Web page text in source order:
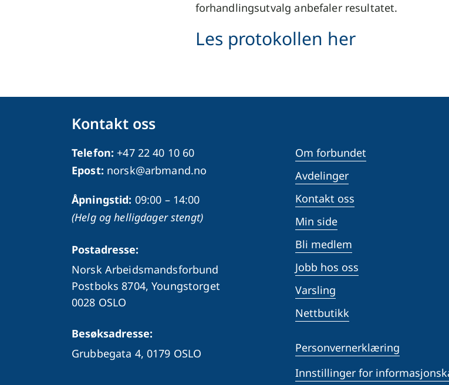
forhandlingsutvalg anbefaler resultatet.
Les protokollen her
Kontakt oss
Telefon: +47 22 40 10 60
Epost: norsk@arbmand.no
Åpningstid: 09:00 – 14:00
(Helg og helligdager stengt)
Postadresse:
Norsk Arbeidsmandsforbund
Postboks 8704, Youngstorget
0028 OSLO
Besøksadresse:
Grubbegata 4, 0179 OSLO
Om forbundet
Avdelinger
Kontakt oss
Min side
Bli medlem
Jobb hos oss
Varsling
Nettbutikk
Personvernerklæring
Innstillinger for